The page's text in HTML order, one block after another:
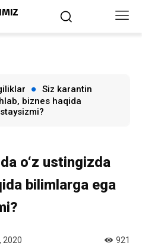
Siz karantin
biznes haqida
o‘z ustingizda
bilimlarga ega
2020 921